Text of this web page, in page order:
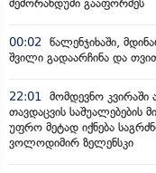
მემორანდუმი გააფორმეს
00:02
წალენჯიხაში,
შვილი გადაარჩინა და
22:01
მომდევნო კვირაში
თავდაცვის საშუალებების
უფრო მეტად იქნება
ვოლოდიმირ ზელენსკი